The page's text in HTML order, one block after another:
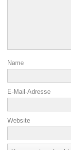
Name
E-Mail-Adresse
Website